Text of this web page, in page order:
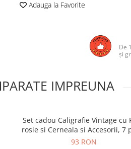
Adauga la Favorite
De
și
IMPREUNA
Set cadou Caligrafie Vintage cu
rosie si Cerneala si Accesorii, 7
93 RON